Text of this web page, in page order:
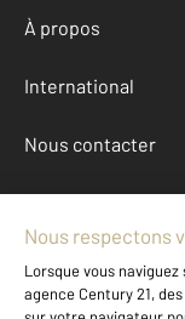
À propos
International
Nous contacter
Mentions